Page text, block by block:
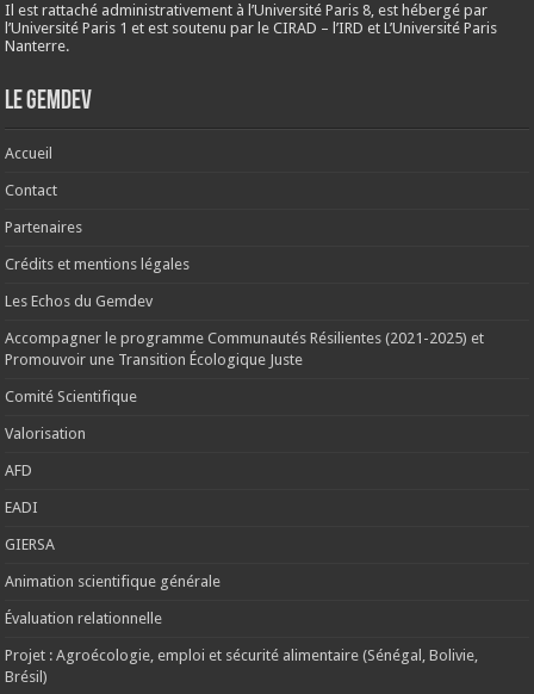
Il est rattaché administrativement à l’Université Paris 8, est hébergé par
l’Université Paris 1 et est soutenu par le CIRAD – l’IRD et L’Université Paris
Nanterre.
Le Gemdev
Accueil
Contact
Partenaires
Crédits et mentions légales
Les Echos du Gemdev
Accompagner le programme Communautés Résilientes (2021-2025) et
Promouvoir une Transition Écologique Juste
Comité Scientifique
Valorisation
AFD
EADI
GIERSA
Animation scientifique générale
Évaluation relationnelle
Projet : Agroécologie, emploi et sécurité alimentaire (Sénégal, Bolivie,
Brésil)